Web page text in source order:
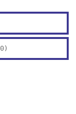
0)